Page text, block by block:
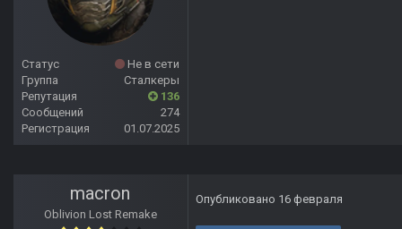
Статус
Не в сети
Группа
Сталкеры
Репутация
136
Сообщений
274
Регистрация
01.07.2025
macron
Oblivion Lost Remake
Опубликовано 16 февраля